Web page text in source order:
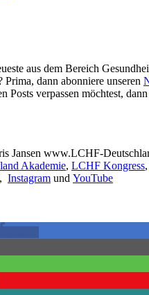
aus dem Bereich
Prima, dann abonniere unseren
Posts verpassen möchtest,
Jansen www.LCHF-
Akademie, LCHF Kongress,
, Instagram und YouTube